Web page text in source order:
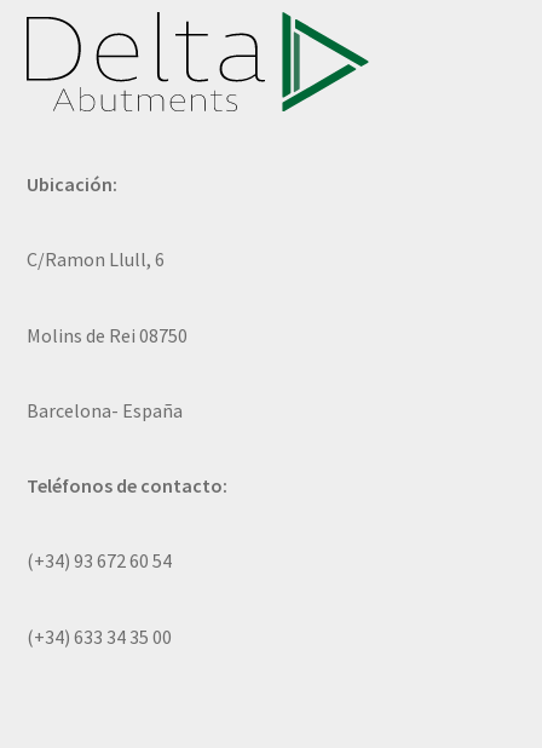
Ubicación:
C/Ramon Llull, 6
Molins de Rei 08750
Barcelona- España
Teléfonos de contacto:
(+34) 93 672 60 54
(+34) 633 34 35 00